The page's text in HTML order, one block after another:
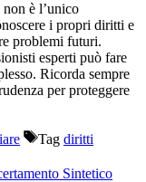
è l’unico
i propri diritti e
problemi futuri.
esperti può fare
Ricorda sempre
per proteggere
Tag diritti
Sintetico